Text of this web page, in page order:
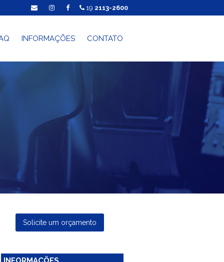
19 2113-2600
INFORMAÇÕES CONTATO
Solicite um orçamento